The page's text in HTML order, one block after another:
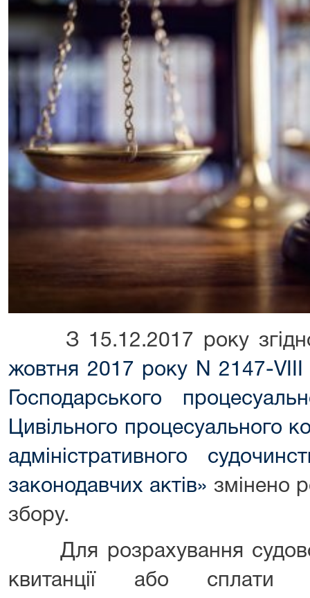
З 15.12.2017 року
жовтня 2017 року N 2147-
Господарського
Цивільного процесуального
адміністративного
законодавчих актів» змінено
збору.
Для розрахування
квитанції або сплати